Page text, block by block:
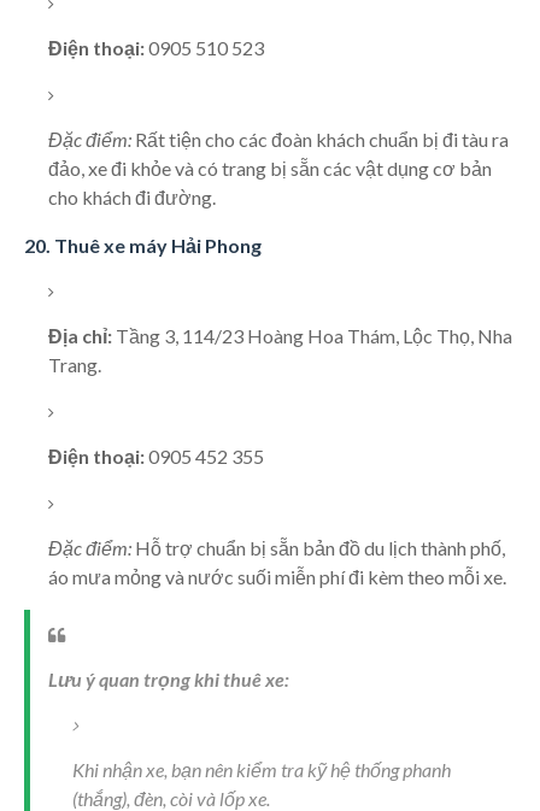
Điện thoại:0905 510 523
Đặc điểm: Rất tiện cho các đoàn khách chuẩn bị đi tàu ra
đảo, xe đi khỏe và có trang bị sẵn các vật dụng cơ bản
cho khách đi đường.
20. Thuê xe máy Hải Phong
Địa chỉ: Tầng 3, 114/23 Hoàng Hoa Thám, Lộc Thọ, Nha
Trang.
Điện thoại:0905 452 355
Đặc điểm: Hỗ trợ chuẩn bị sẵn bản đồ du lịch thành phố,
áo mưa mỏng và nước suối miễn phí đi kèm theo mỗi xe.
Lưu ý quan trọng khi thuê xe:
Khi nhận xe, bạn nên kiểm tra kỹ hệ thống phanh
(thắng), đèn, còi và lốp xe.